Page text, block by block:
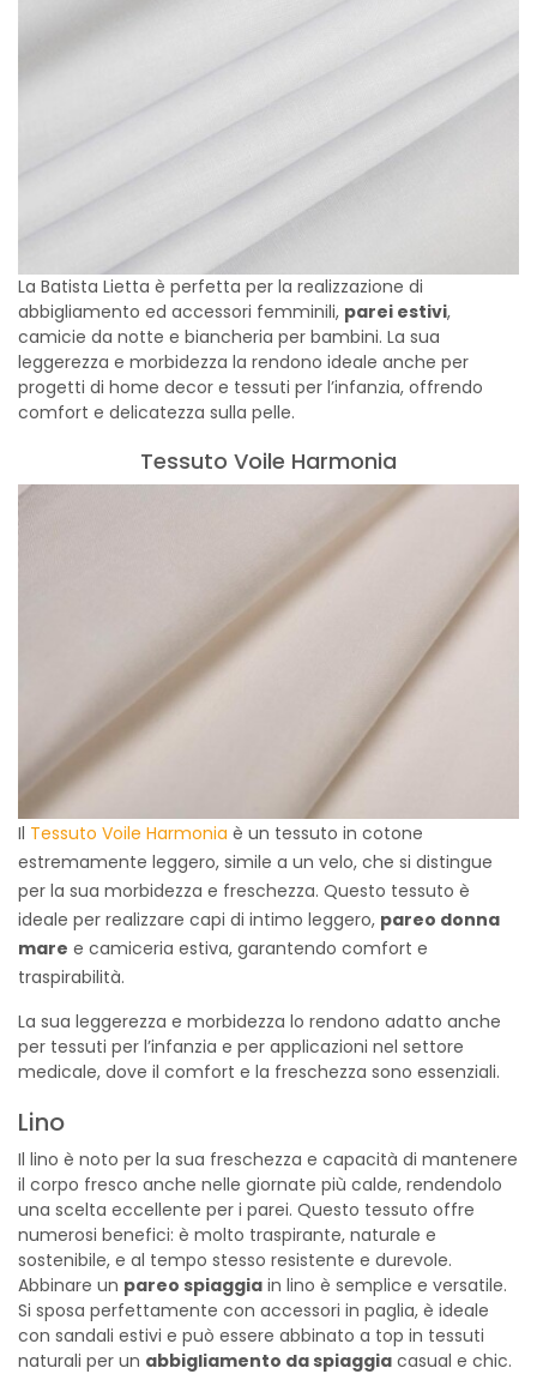
La Batista Lietta è perfetta per la realizzazione di
abbigliamento ed accessori femminili, parei estivi,
camicie da notte e biancheria per bambini. La sua
leggerezza e morbidezza la rendono ideale anche per
progetti di home decor e tessuti per l’infanzia, offrendo
comfort e delicatezza sulla pelle.
Tessuto Voile Harmonia
Il Tessuto Voile Harmonia è un tessuto in cotone
estremamente leggero, simile a un velo, che si distingue
per la sua morbidezza e freschezza. Questo tessuto è
ideale per realizzare capi di intimo leggero, pareo donna
mare e camiceria estiva, garantendo comfort e
traspirabilità.
La sua leggerezza e morbidezza lo rendono adatto anche
per tessuti per l’infanzia e per applicazioni nel settore
medicale, dove il comfort e la freschezza sono essenziali.
Lino
Il lino è noto per la sua freschezza e capacità di mantenere
il corpo fresco anche nelle giornate più calde, rendendolo
una scelta eccellente per i parei. Questo tessuto offre
numerosi benefici: è molto traspirante, naturale e
sostenibile, e al tempo stesso resistente e durevole.
Abbinare un pareo spiaggia in lino è semplice e versatile.
Si sposa perfettamente con accessori in paglia, è ideale
con sandali estivi e può essere abbinato a top in tessuti
naturali per un abbigliamento da spiaggia casual e chic.